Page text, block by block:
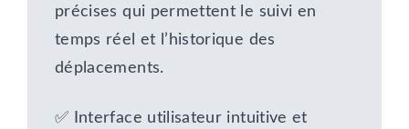
précises qui permettent le suivi en
temps réel et l’historique des
déplacements.
✅ Interface utilisateur intuitive et